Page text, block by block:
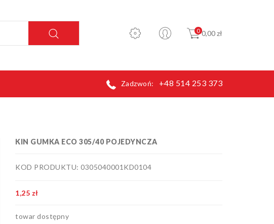
0 0,00 zł
Zadzwoń: +48 514 253 373
KIN GUMKA ECO 305/40 POJEDYNCZA
KOD PRODUKTU: 0305040001KD0104
1,25 zł
towar dostępny